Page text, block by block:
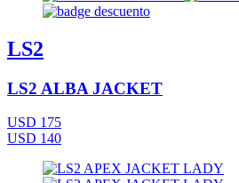
LS2
LS2 ALBA JACKET
USD 175
USD 140